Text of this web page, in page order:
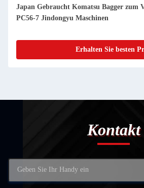
Japan Gebraucht Komatsu Bagger zum
PC2000-8 Jindongyu Maschinen
Erhalten Sie besten
Kontakt